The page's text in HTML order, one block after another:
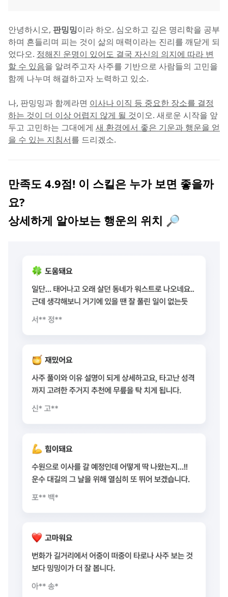
안녕하시오, 판밍밍이라 하오. 심오하고 깊은 명리학을 공부
하며 흔들리며 피는 것이 삶의 매력이라는 진리를 깨닫게 되
었다오. 정해진 운명이 있어도 결국 자신의 의지에 따라 변
할 수 있음을 알려주고자 사주를 기반으로 사람들의 고민을
함께 나누며 해결하고자 노력하고 있소.
나, 판밍밍과 함께라면 이사나 이직 등 중요한 장소를 결정
하는 것이 더 이상 어렵지 않게 될 것이오. 새로운 시작을 앞
두고 고민하는 그대에게 새 환경에서 좋은 기운과 행운을 얻
을 수 있는 지침서를 드리겠소.
만족도 4.9점! 이 스킬은 누가 보면 좋을까
요?
상세하게 알아보는 행운의 위치 🔎